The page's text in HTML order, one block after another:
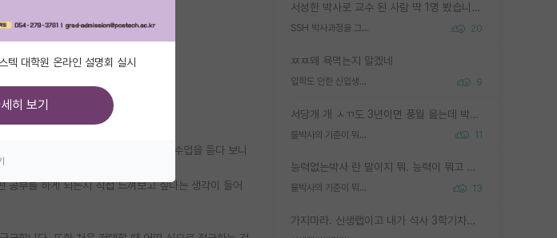
서성한 박사로 교수 된 사람 딱 1명 봤습니다. 근데 지방대 박사로 교수된 거는 기적이 일어나야되요. 서성한 학부부터여도 빡센게 교수임용일텐데 지방대박사로 무슨 교수가 되나요...... 중소기업/중견기업 팀장급/연구소장급이나 될거 같네요.
SSH 박사과정을 그만두고 지방대 박사로 옮기면 교수의 꿈은 끝일까요? 20
ㅉㅉ왜 욕먹는지 알겠네
입학도 안한 신입생이 원래 관심을 받나요 9
서당개 개 ㅅㄲ도 3년이면 풍월 읊는데 박사 5년 이상 대리고 있으면서 물된건 교수 탓 맞는ㄱ게 거기가 서당이 아니란 소리임
물박사의 기준이 뭐임? 11
능력없는박사 란 말이지 뭐. 능력이 뭐고 능력이 있다는게 뭔지는 사람마다 기준이 다르니까 얘기해봐야 서로 자기 기준만 얘기해서 논쟁이 끝이 안나고. 주위에서 능력있고 야심있는 신입생이 교수가 유의미한 피드백을 아예 안주면서 제대로된 과제에 참여해볼 기회도 제공하지 않고 잡일 뺑뺑이만 돌려서 맨날 단순작업만 하면서 밤새다가 눈빛이 점점 죽어가는걸 본 사람은 물박사는 교수탓이라고 하고, 교수는 이것저것 알려도 주고 기회도 주고 사수 동기 붙여주면서 어떻게든 끌고가려고 하는데 본인이 매일 뺀질거리면서 출근 하는둥마는둥 하다가 기껏 와서도 폰이나 쳐다보다가 실험 망치고 저녁약속있어서 먼저 가볼게요~ 하는걸 본 사람은 물박사는 본인탓이라고 함.
물박사의 기준이 뭐임? 13
가지마라. 신생랩이고 내가 석사 3학기차인데 최고참인데 나도 아무것도 모르는데 교수가 후배들 왜 논문 교육 안시키냐. 논문 왜 안 써오냐 닦달한다
을 생각했었는데 현재 전자과에 와서 수업을 듣다 보니
부를 하게 되는지 직접 느껴보고 싶다는 생각이 들어
대학원 온라인 설명회 실시
히 보기